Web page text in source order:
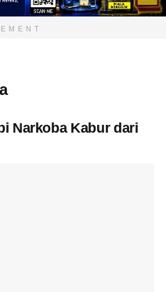
Narkoba Kabur dari